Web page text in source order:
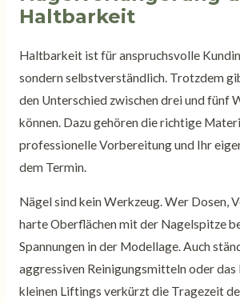
Haltbarkeit
Haltbarkeit ist für anspruchsvolle
sondern selbstverständlich. Trotzdem
den Unterschied zwischen drei und fünf
können. Dazu gehören die richtige
professionelle Vorbereitung und Ihr
dem Termin.
Nägel sind kein Werkzeug. Wer Dosen,
harte Oberflächen mit der Nagelspitze
Spannungen in der Modellage. Auch
aggressiven Reinigungsmitteln oder das
kleinen Liftings verkürzt die Tragezeit